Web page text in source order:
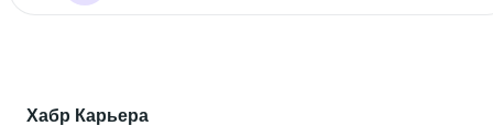
Хабр Карьера